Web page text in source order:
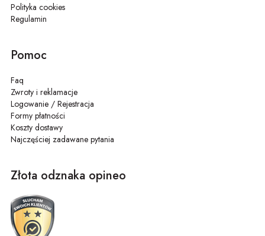
Polityka cookies
Regulamin
Pomoc
Faq
Zwroty i reklamacje
Logowanie / Rejestracja
Formy płatności
Koszty dostawy
Najczęściej zadawane pytania
Złota odznaka opineo